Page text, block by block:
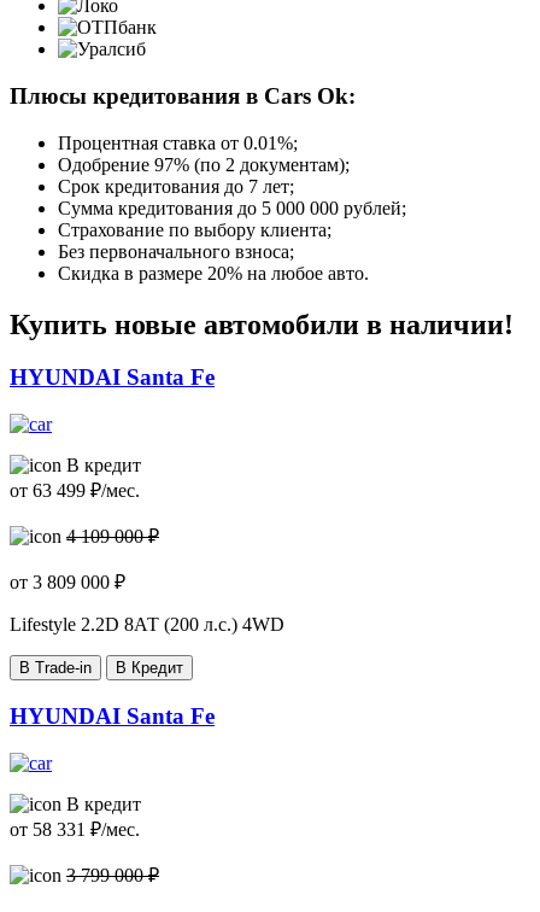
Плюсы кредитования в Cars Ok:
Процентная ставка от 0.01%;
Одобрение 97% (по 2 документам);
Срок кредитования до 7 лет;
Сумма кредитования до 5 000 000 рублей;
Страхование по выбору клиента;
Без первоначального взноса;
Скидка в размере 20% на любое авто.
Купить новые автомобили в наличии!
HYUNDAI Santa Fe
В кредит
от 63 499 ₽/мес.
4 109 000 ₽
от 3 809 000 ₽
Lifestyle 2.2D 8АТ (200 л.с.) 4WD
В Trade-in В Кредит
HYUNDAI Santa Fe
В кредит
от 58 331 ₽/мес.
3 799 000 ₽